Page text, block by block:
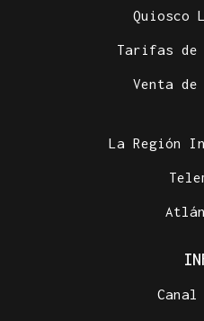
Quiosco
Tarifas de
Venta de
La Región